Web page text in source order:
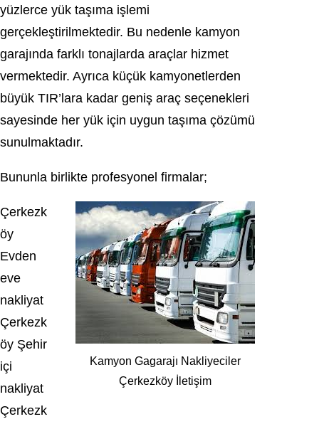
yüzlerce yük taşıma işlemi
gerçekleştirilmektedir. Bu nedenle kamyon
garajında farklı tonajlarda araçlar hizmet
vermektedir. Ayrıca küçük kamyonetlerden
büyük TIR’lara kadar geniş araç seçenekleri
sayesinde her yük için uygun taşıma çözümü
sunulmaktadır.
Bununla birlikte profesyonel firmalar;
Kamyon Gagarajı Nakliyeciler
Çerkezköy İletişim
Çerkezk
öy
Evden
eve
nakliyat
Çerkezk
öy Şehir
içi
nakliyat
Çerkezk